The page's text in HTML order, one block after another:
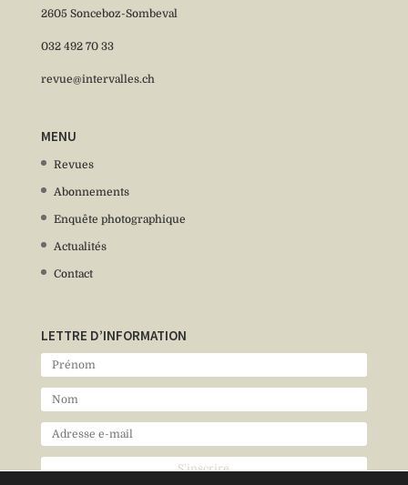
2605 Sonceboz-Sombeval
032 492 70 33
revue@intervalles.ch
MENU
Revues
Abonnements
Enquête photographique
Actualités
Contact
LETTRE D’INFORMATION